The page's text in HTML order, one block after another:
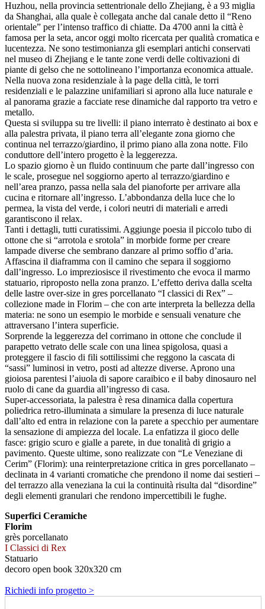
Huzhou, nella provincia settentrionale dello Zhejiang, è a 93 miglia
da Shanghai, alla quale è collegata anche dal canale detto il “Reno
orientale” per l’intenso traffico di chiatte. Da 4700 anni la città è
famosa per la seta, ancor oggi molto ricercata per qualità cromatica e
lucentezza. Ne sono testimonianza gli esemplari antichi conservati
nel museo di Zhejiang e le tante zone verdi delle coltivazioni di
piante di gelso che ne sottolineano l’importanza economica attuale.
Nella nuova zona residenziale à la page della città, le torri
residenziali e le palazzine unifamiliari si aprono alla luce naturale e
al panorama grazie a facciate rese dinamiche dal rapporto tra vetro e
metallo.
Questa si sviluppa su tre livelli: il piano interrato è destinato ai box e
alla palestra privata, il piano terra all’elegante zona giorno che
continua nel terrazzo/giardino, il primo piano alla zona notte. Filo
conduttore dell’intero progetto è la leggerezza.
Lo spazio giorno è un fluido continuum che parte dall’ingresso con
le scale, prosegue nel soggiorno aperto al terrazzo/giardino e
nell’area pranzo, passa nella sala del pianoforte per arrivare alla
cucina e ritornare all’ingresso. L’abbondanza della luce che lo
permea, la vista del verde, i colori neutri di materiali e arredi
garantiscono il relax.
Tanti i dettagli, tutti curatissimi. Aggiunge poesia il piccolo tubo di
ottone che si “arrotola e srotola” in morbide forme per creare
lampade diverse che sembrano danzare al primo soffio d’aria.
Affascina il diaframma con il camino che separa il soggiorno
dall’ingresso. Lo impreziosisce il rivestimento che evoca il marmo
statuario, riproposto nella zona pranzo. L’effetto deriva dalla scelta
delle lastre over-size in gres porcellanato “I classici di Rex” –
collezione made in Florim – che con arte interpreta la bellezza della
materia: ne sono un esempio le morbide e sensuali venature che
attraversano l’intera superficie.
Sorprende la leggerezza del corrimano in ottone che conclude il
parapetto vetrato delle scale con una linea spigolosa, quasi a
proteggere il fascio di fili sottilissimi che reggono la cascata di
“sassi” luminosi in vetro, posti ad altezze diverse. Aprono una
gioiosa parentesi l’aiuola di sapore caraibico e il baby dinosauro nel
ruolo di cane da guardia all’ingresso di casa.
Super-accessoriata, la palestra è resa dinamica dalla copertura
poliedrica retro-illuminata a simulare la presenza di luce naturale
dall’alto ed entra in relazione con la parete a specchio per aumentare
la sensazione di ampiezza del locale. La enfatizza il gioco delle
fasce: grigio scuro e gialle a parete, in due tonalità di grigio a
pavimento. Queste ultime, sono realizzate con “Le Veneziane di
Cerim” (Florim): una reinterpretazione critica in gres porcellanato –
declinata in 4 varianti cromatiche che prendono il nome dai sestieri –
del terrazzo alla veneziana la cui la continuità risulta dal “disordine”
degli elementi granulari che rendono impercettibili le fughe.
Superfici Ceramiche
Florim
grès porcellanato
I Classici di Rex
Statuario
decoro open book 320x320 cm
Richiedi info progetto >